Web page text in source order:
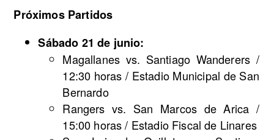
Próximos Partidos
Sábado 21 de junio:
Magallanes vs. Santiago Wanderers /
12:30 horas / Estadio Municipal de San
Bernardo
Rangers vs. San Marcos de Arica /
15:00 horas / Estadio Fiscal de Linares